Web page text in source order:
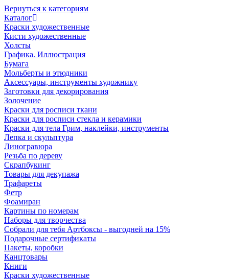
Вернуться к категориям
Каталог
Краски художественные
Кисти художественные
Холсты
Графика. Иллюстрация
Бумага
Мольберты и этюдники
Аксессуары, инструменты художнику
Заготовки для декорирования
Золочение
Краски для росписи ткани
Краски для росписи стекла и керамики
Краски для тела Грим, наклейки, инструменты
Лепка и скульптура
Линогравюра
Резьба по дереву
Скрапбукинг
Товары для декупажа
Трафареты
Фетр
Фоамиран
Картины по номерам
Наборы для творчества
Собрали для тебя Артбоксы - выгодней на 15%
Подарочные сертификаты
Пакеты, коробки
Канцтовары
Книги
Краски художественные